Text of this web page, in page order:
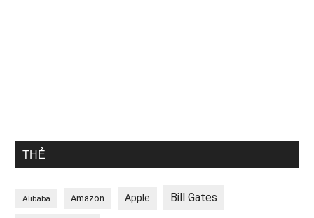
THẺ
Alibaba Amazon Apple Bill Gates